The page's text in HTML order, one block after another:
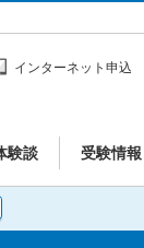
験談 受験情報
インターネット申込